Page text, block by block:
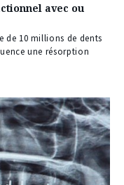
avec ou
de 10 millions de dents
une résorption